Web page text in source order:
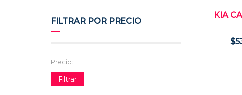
FILTRAR POR PRECIO
Precio:
Filtrar
KIA
$